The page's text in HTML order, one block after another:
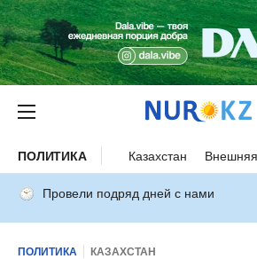
ПОЛИТИКА Казахстан
Провели подряд дней с нами
ПОЛИТИКА КАЗАХСТАН